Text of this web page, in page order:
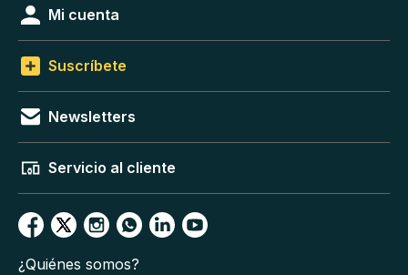
Mi cuenta
Suscríbete
Newsletters
Servicio al cliente
¿Quiénes somos?